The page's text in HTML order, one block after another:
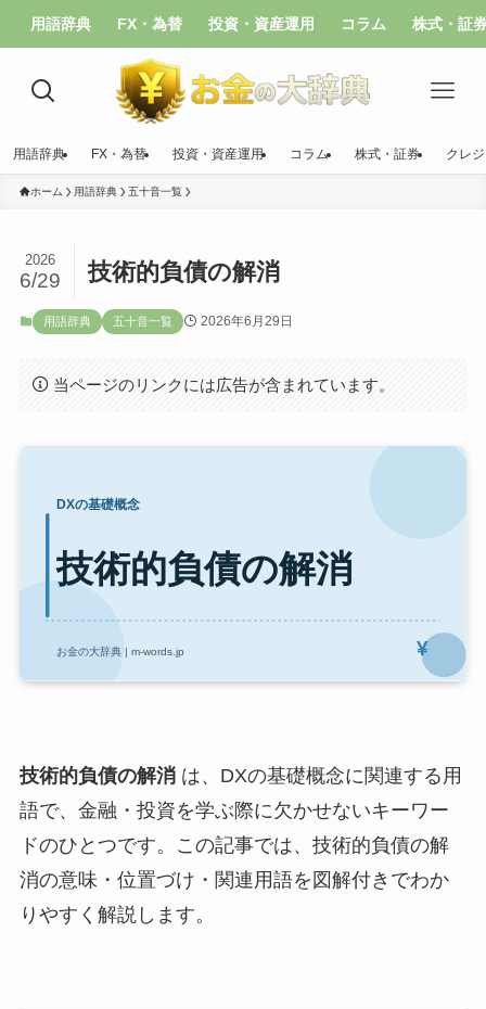
用語辞典 FX・為替 投資・資産運用 コラム 株式・証
用語辞典 FX・為替 投資・資産運用 コラム 株式・証券 クレ
ホーム 用語辞典 五十音一覧
技術的負債の解消
2026
6/29
用語辞典 五十音一覧 2026年6月29日
当ページのリンクには広告が含まれています。
技術的負債の解消は、DXの基礎概念に関連する用
語で、金融・投資を学ぶ際に欠かせないキーワー
ドのひとつです。この記事では、技術的負債の解
消の意味・位置づけ・関連用語を図解付きでわか
りやすく解説します。